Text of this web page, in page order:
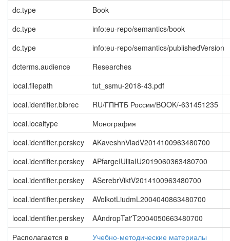
dc.type
Book
dc.type
info:eu-repo/semantics/book
dc.type
info:eu-repo/semantics/publishedVersion
dcterms.audience
Researches
local.filepath
tut_ssmu-2018-43.pdf
local.identifier.bibrec
RU/ГПНТБ России/BOOK/-631451235
local.localtype
Монография
local.identifier.perskey
AKaveshnVladV2014100963480700
local.identifier.perskey
APfargeIUliiaIU2019060363480700
local.identifier.perskey
ASerebrViktV2014100963480700
local.identifier.perskey
AVolkotLiudmL2004040863480700
local.identifier.perskey
AAndropTat'T2004050663480700
Располагается в
Учебно-методические материалы